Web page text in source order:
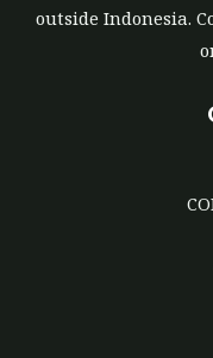
outside Indonesia.